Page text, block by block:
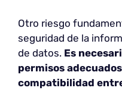
Otro riesgo
seguridad de la
de datos. Es
permisos
compatibilidad